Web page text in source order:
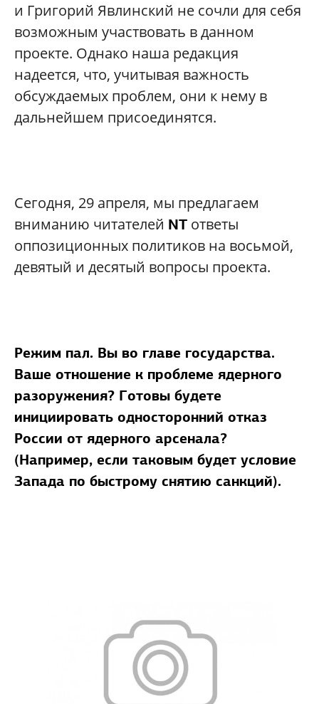
и Григорий Явлинский не сочли для себя
возможным участвовать в данном
проекте. Однако наша редакция
надеется, что, учитывая важность
обсуждаемых проблем, они к нему в
дальнейшем присоединятся.
Сегодня, 29 апреля, мы предлагаем
вниманию читателей NT ответы
оппозиционных политиков на восьмой,
девятый и десятый вопросы проекта.
Режим пал. Вы во главе государства.
Ваше отношение к проблеме ядерного
разоружения? Готовы будете
инициировать односторонний отказ
России от ядерного арсенала?
(Например, если таковым будет условие
Запада по быстрому снятию санкций).